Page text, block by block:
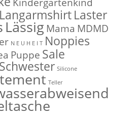
LangarmshirtLaster
Lässig Mama MDMD
N E U H E I T Noppies
Puppe Sale
Schwester Silicone
Teller